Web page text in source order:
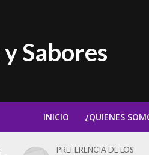
INICIO ¿QUIENES
PREFERENCIA DE LOS